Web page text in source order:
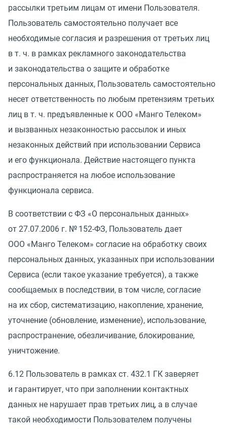
рассылки третьим лицам от имени Пользователя.
Пользователь самостоятельно получает все
необходимые согласия и разрешения от третьих лиц
в т. ч. в рамках рекламного законодательства
и законодательства о защите и обработке
персональных данных, Пользователь самостоятельно
несет ответственность по любым претензиям третьих
лиц в т. ч. предъявленные к ООО «Манго Телеком»
и вызванных незаконностью рассылок и иных
незаконных действий при использовании Сервиса
и его функционала. Действие настоящего пункта
распространяется на любое использование
функционала сервиса.
В соответствии с ФЗ «О персональных данных»
от 27.07.2006 г. № 152-ФЗ, Пользователь дает
ООО «Манго Телеком» согласие на обработку своих
персональных данных, указанных при использовании
Сервиса (если такое указание требуется), а также
сообщаемых в последствии, в том числе, согласие
на их сбор, систематизацию, накопление, хранение,
уточнение (обновление, изменение), использование,
распространение, обезличивание, блокирование,
уничтожение.
6.12 Пользователь в рамках ст. 432.1 ГК заверяет
и гарантирует, что при заполнении контактных
данных не нарушает прав третьих лиц, а в случае
такой необходимости Пользователем получены